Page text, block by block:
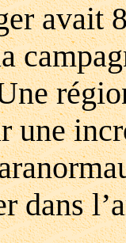
avait 8
une
dans